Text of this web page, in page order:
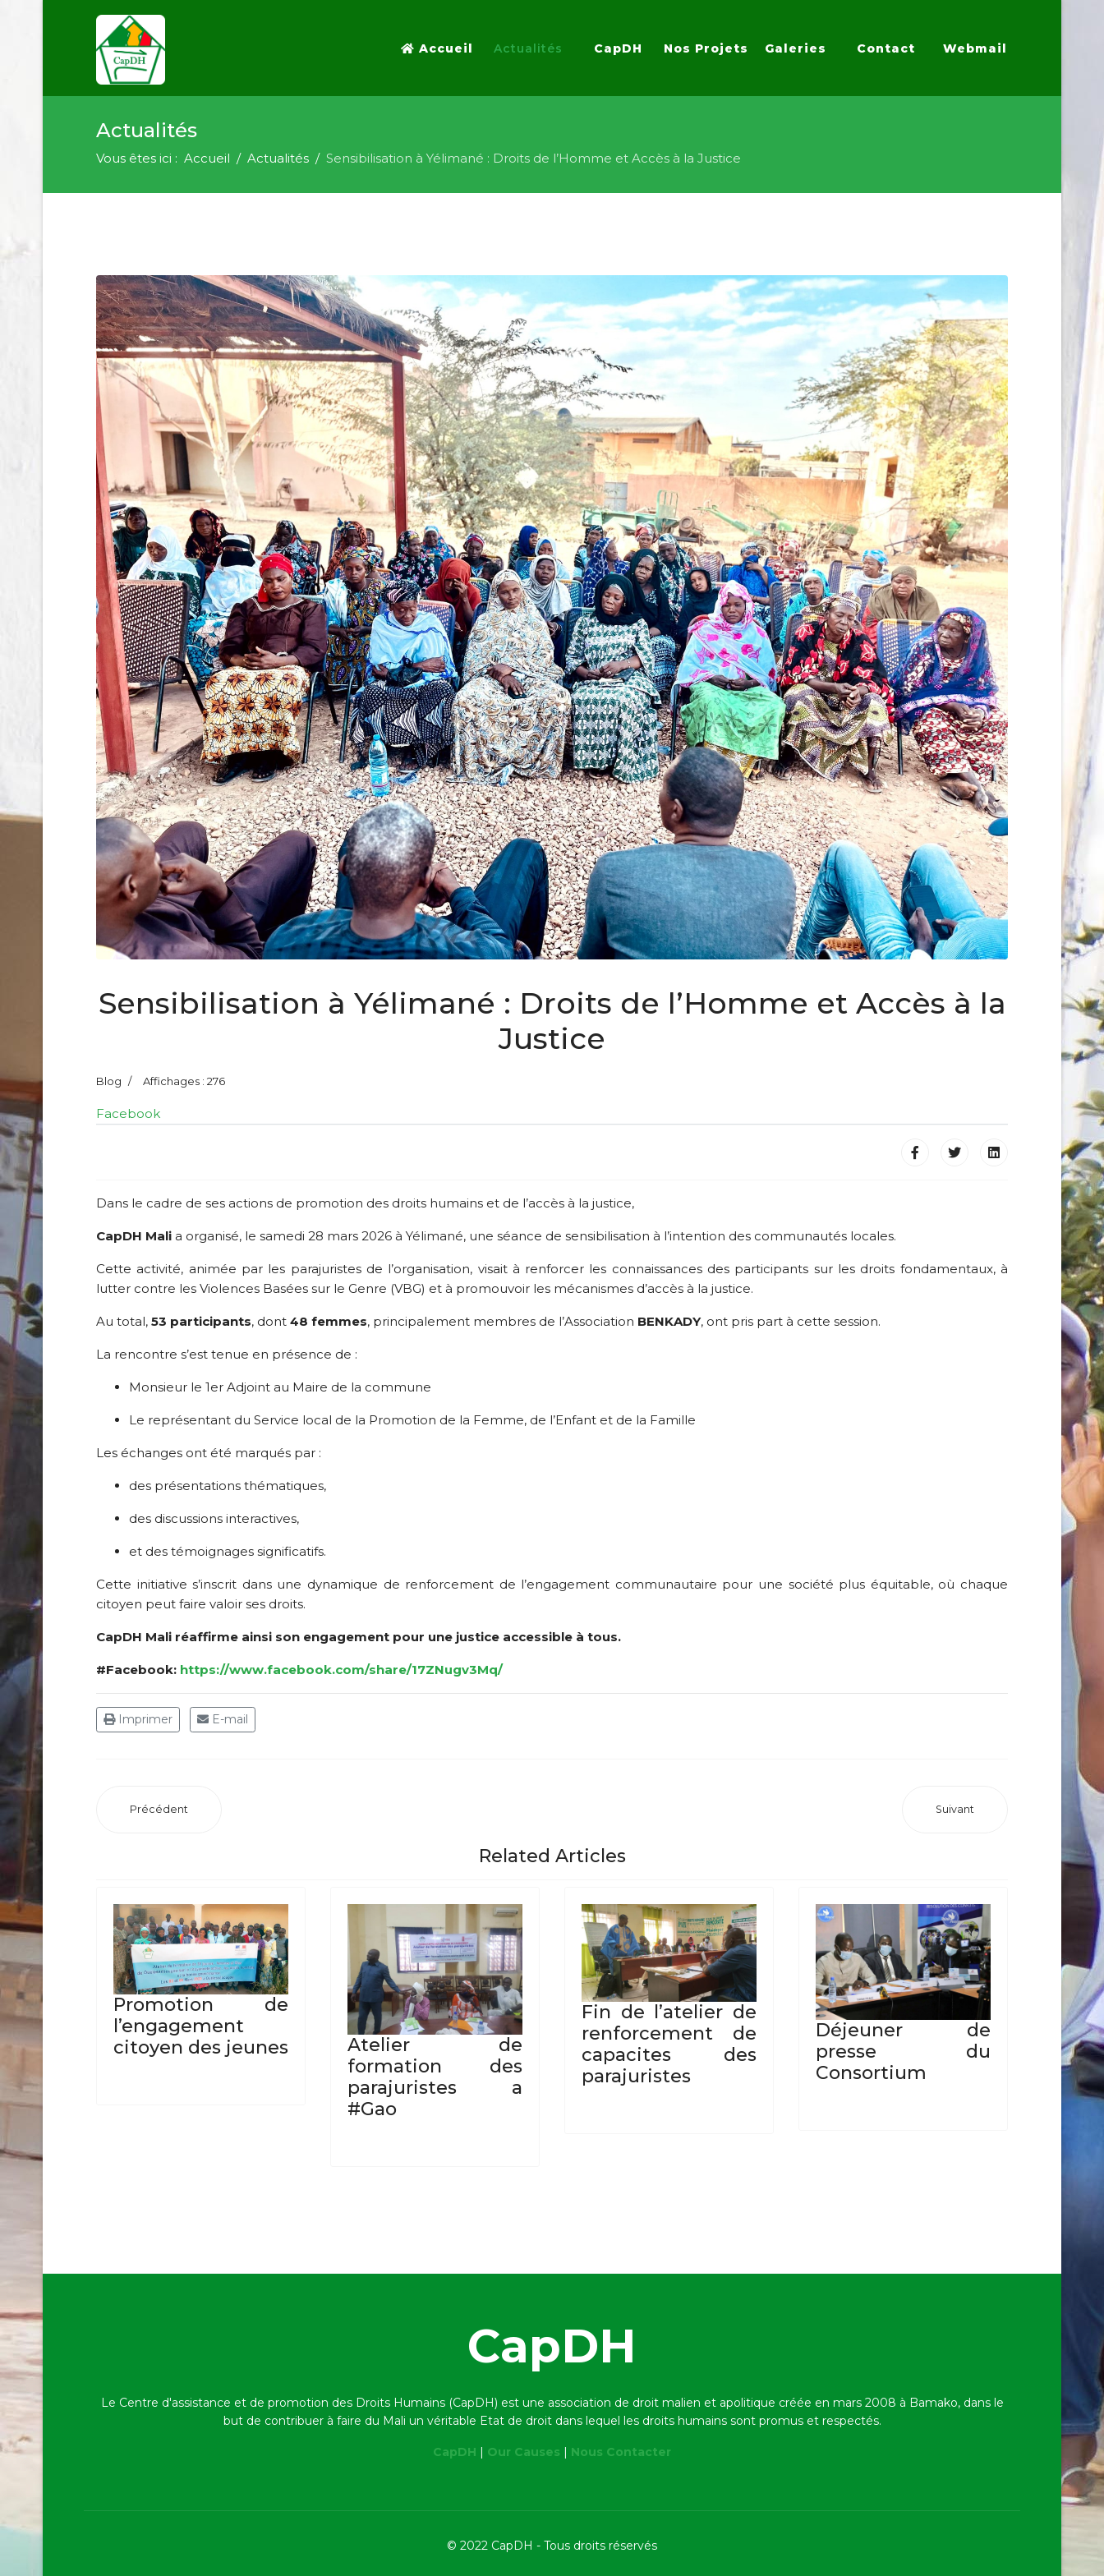
Accueil Actualités CapDH Nos Projets Galeries Contact Webmail
Actualités
Vous êtes ici : Accueil Actualités Sensibilisation à Yélimané : Droits de l’Homme et Accès à la Justice
Sensibilisation à Yélimané : Droits de l’Homme et Accès à la
Justice
Blog Affichages : 276
Facebook
Dans le cadre de ses actions de promotion des droits humains et de l’accès à la justice,
CapDH Mali a organisé, le samedi 28 mars 2026 à Yélimané, une séance de sensibilisation à l’intention des communautés locales.
Cette activité, animée par les parajuristes de l’organisation, visait à renforcer les connaissances des participants sur les droits fondamentaux, à
lutter contre les Violences Basées sur le Genre (VBG) et à promouvoir les mécanismes d’accès à la justice.
Au total, 53 participants, dont 48 femmes, principalement membres de l’Association BENKADY, ont pris part à cette session.
La rencontre s’est tenue en présence de :
Monsieur le 1er Adjoint au Maire de la commune
Le représentant du Service local de la Promotion de la Femme, de l’Enfant et de la Famille
Les échanges ont été marqués par :
des présentations thématiques,
des discussions interactives,
et des témoignages significatifs.
Cette initiative s’inscrit dans une dynamique de renforcement de l’engagement communautaire pour une société plus équitable, où chaque
citoyen peut faire valoir ses droits.
CapDH Mali réaffirme ainsi son engagement pour une justice accessible à tous.
#Facebook: https://www.facebook.com/share/17ZNugv3Mq/
Imprimer E-mail
Précédent Suivant
Related Articles
Promotion de
l’engagement
citoyen des jeunes
Atelier de
formation des
parajuristes a
#Gao
Fin de l’atelier de
renforcement de
capacites des
parajuristes
Déjeuner de
presse du
Consortium
CapDH
Le Centre d'assistance et de promotion des Droits Humains (CapDH) est une association de droit malien et apolitique créée en mars 2008 à Bamako, dans le
but de contribuer à faire du Mali un véritable Etat de droit dans lequel les droits humains sont promus et respectés.
CapDH | Our Causes | Nous Contacter
© 2022 CapDH - Tous droits réservés